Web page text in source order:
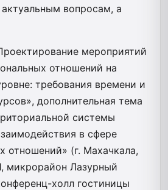
вопросам, а
мероприятий
отношений на
требования времени и
дополнительная тема
системы
в сфере
отношений» (г. Махачкала,
микрорайон Лазурный
холл гостиницы